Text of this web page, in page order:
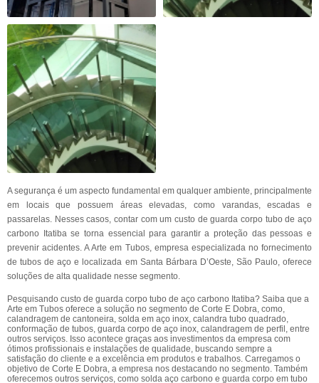
A segurança é um aspecto fundamental em qualquer ambiente, principalmente
em locais que possuem áreas elevadas, como varandas, escadas e
passarelas. Nesses casos, contar com um custo de guarda corpo tubo de aço
carbono Itatiba se torna essencial para garantir a proteção das pessoas e
prevenir acidentes. A Arte em Tubos, empresa especializada no fornecimento
de tubos de aço e localizada em Santa Bárbara D’Oeste, São Paulo, oferece
soluções de alta qualidade nesse segmento.
Pesquisando custo de guarda corpo tubo de aço carbono Itatiba? Saiba que a
Arte em Tubos oferece a solução no segmento de Corte E Dobra, como,
calandragem de cantoneira, solda em aço inox, calandra tubo quadrado,
conformação de tubos, guarda corpo de aço inox, calandragem de perfil, entre
outros serviços. Isso acontece graças aos investimentos da empresa com
ótimos profissionais e instalações de qualidade, buscando sempre a
satisfação do cliente e a excelência em produtos e trabalhos. Carregamos o
objetivo de Corte E Dobra, a empresa nos destacando no segmento. Também
oferecemos outros serviços, como solda aço carbono e guarda corpo em tubo